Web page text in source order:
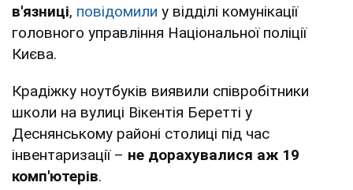
в'язниці, повідомили у відділі комунікації
головного управління Національної поліції
Києва.
Крадіжку ноутбуків виявили співробітники
школи на вулиці Вікентія Беретті у
Деснянському районі столиці під час
інвентаризації – не дорахувалися аж 19
комп'ютерів.